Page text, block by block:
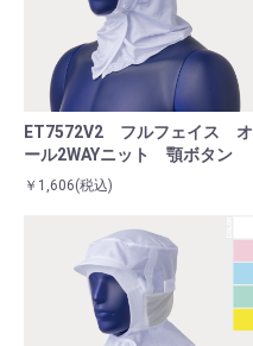
ET7572V2 フルフェイス オ
ール2WAYニット 顎ボタン
￥1,606(税込)